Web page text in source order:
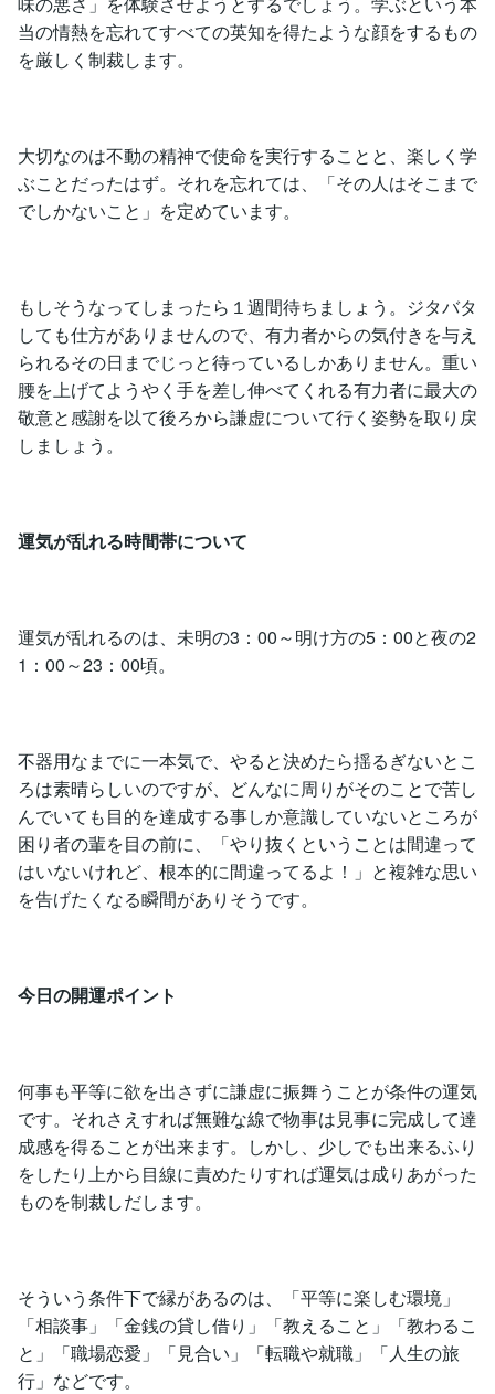
当の情熱を忘れてすべての英知を得たような顔をするもの
を厳しく制裁します。
大切なのは不動の精神で使命を実行することと、楽しく学
ぶことだったはず。それを忘れては、「その人はそこまで
でしかないこと」を定めています。
もしそうなってしまったら１週間待ちましょう。ジタバタ
しても仕方がありませんので、有力者からの気付きを与え
られるその日までじっと待っているしかありません。重い
腰を上げてようやく手を差し伸べてくれる有力者に最大の
敬意と感謝を以て後ろから謙虚について行く姿勢を取り戻
しましょう。
運気が乱れる時間帯について
運気が乱れるのは、未明の3：00～明け方の5：00と夜の2
1：00～23：00頃。
不器用なまでに一本気で、やると決めたら揺るぎないとこ
ろは素晴らしいのですが、どんなに周りがそのことで苦し
んでいても目的を達成する事しか意識していないところが
困り者の輩を目の前に、「やり抜くということは間違って
はいないけれど、根本的に間違ってるよ！」と複雑な思い
を告げたくなる瞬間がありそうです。
今日の開運ポイント
何事も平等に欲を出さずに謙虚に振舞うことが条件の運気
です。それさえすれば無難な線で物事は見事に完成して達
成感を得ることが出来ます。しかし、少しでも出来るふり
をしたり上から目線に責めたりすれば運気は成りあがった
ものを制裁しだします。
そういう条件下で縁があるのは、「平等に楽しむ環境」
「相談事」「金銭の貸し借り」「教えること」「教わるこ
と」「職場恋愛」「見合い」「転職や就職」「人生の旅
行」などです。